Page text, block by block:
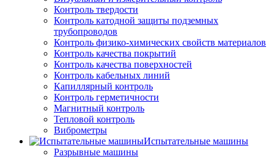
Контроль твердости
Контроль катодной защиты подземных
трубопроводов
Контроль физико-химических свойств материалов
Контроль качества покрытий
Контроль качества поверхностей
Контроль кабельных линий
Капиллярный контроль
Контроль герметичности
Магнитный контроль
Тепловой контроль
Виброметры
Испытательные машины
Разрывные машины